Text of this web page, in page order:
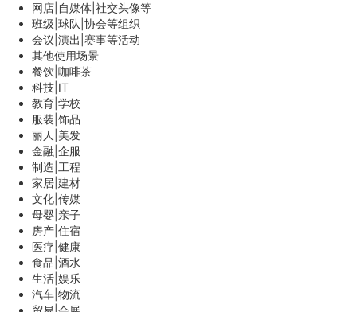
网店|自媒体|社交头像等
班级|球队|协会等组织
会议|演出|赛事等活动
其他使用场景
餐饮|咖啡茶
科技|IT
教育|学校
服装|饰品
丽人|美发
金融|企服
制造|工程
家居|建材
文化|传媒
母婴|亲子
房产|住宿
医疗|健康
食品|酒水
生活|娱乐
汽车|物流